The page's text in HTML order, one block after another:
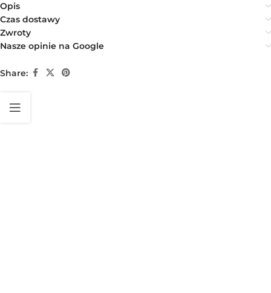
Opis
Czas dostawy
Zwroty
Nasze opinie na Google
Share: